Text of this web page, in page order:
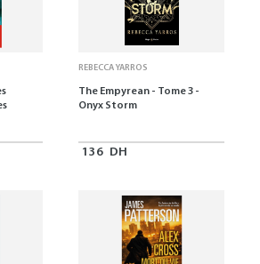
REBECCA YARROS
The Empyrean - Tome 3 -
Onyx Storm
136 DH